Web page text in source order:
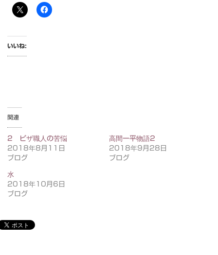
いいね:
関連
2 ピザ職人の苦悩
2018年8月11日
ブログ
高間一平物語2
2018年9月28日
ブログ
水
2018年10月6日
ブログ